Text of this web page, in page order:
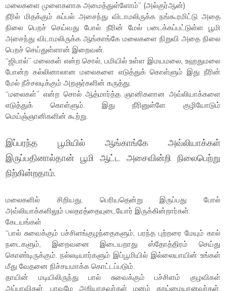
மலைகளை முளைகளாக அமைத்துள்ளோம்” (அல்குர்ஆன்)
நீரில் மிதக்கும் கப்பல் அசைந்து விடாமலிருக்க நங்கூரமிட்டு அதை
நிலை பெறச் செய்வது போல் நீரின் மேல் படைக்கப்பட்டுள்ள பூமி
அசைந்து விடாமலிருக்க ஆங்காங்கே மலைகளை நிறுவி அதை நிலை
பெறச் செய்துள்ளான் இறைவன்.
“ஜிபால்” மலைகள் என்ற சொல், பமியில் உள்ள இமயமலை, உஹதுமலை
போன்ற கல்லினாலான மலைகளை எடுத்துக் கொள்ளும் இது நீரின்
மேல் நீச்சலடிக்கும் அறஞர்களின் கருத்து.
“மலைகள்” என்ற சொல் ஆத்மார்த்த ஞானிகளான அவ்லியாக்களை
எடுத்துக் கொள்ளும். இது நீரினுள்ளே குழியோடும்
மெய்ஞ்ஞானிகளின் கூற்று.
இப்பரந்த பூமியில் ஆங்காங்கே அவ்லியாக்கள்
இருப்பதினால்தான் பூமி ஆட்ட அசைவின்றி நிலைபெற்று
நிற்கின்றதாம்.
மலைகளில் சிறியது, பெரியதென்று இருப்பது போல்
அவ்லியாக்களிலும் பலதரத்தையு​டையோர் இருக்கின்றார்கள்.
கேடயங்கள்
“பால் சுவைக்கும் பச்சிளங்குழந்தைகளும், பரந்த புற்றரை மேயும் கால்
நடைகளும், இறைவனை இடையறாது ஸ்தோத்திரம் செய்து
கொண்டிருக்கும். நல்லடியார்களும் இப்பூமியில் இல்லையாயின் உங்கள்
மீது வேதனை நிச்சயமாக்க கொட்டப்படும்.
தாயின் மடியிலிருந்து பால் சுவைக்கும் பச்சிளம் குழவிகள்
அப்பாவிகள், பாவமே அறியாதவர்கள் மனம் தூய்மையானவர்கள்,